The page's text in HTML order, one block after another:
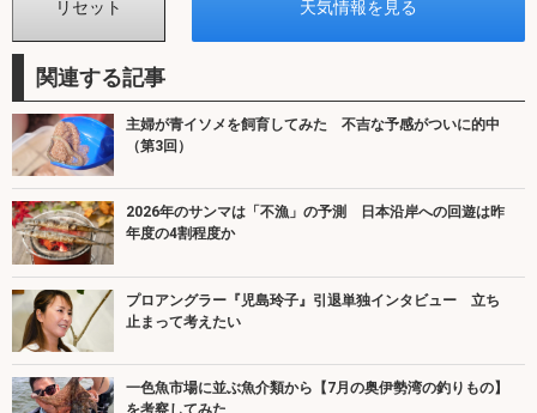
関連する記事
主婦が青イソメを飼育してみた 不吉な予感がついに的中
（第3回）
2026年のサンマは「不漁」の予測 日本沿岸への回遊は昨
年度の4割程度か
プロアングラー『児島玲子』引退単独インタビュー 立ち
止まって考えたい
一色魚市場に並ぶ魚介類から【7月の奥伊勢湾の釣りもの】